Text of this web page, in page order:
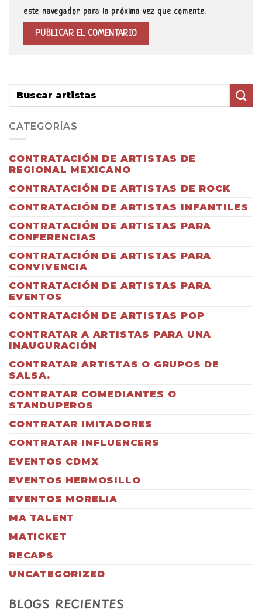
este navegador para la próxima vez que comente.
CATEGORÍAS
CONTRATACIÓN DE ARTISTAS DE
REGIONAL MEXICANO
CONTRATACIÓN DE ARTISTAS DE ROCK
CONTRATACIÓN DE ARTISTAS INFANTILES
CONTRATACIÓN DE ARTISTAS PARA
CONFERENCIAS
CONTRATACIÓN DE ARTISTAS PARA
CONVIVENCIA
CONTRATACIÓN DE ARTISTAS PARA
EVENTOS
CONTRATACIÓN DE ARTISTAS POP
CONTRATAR A ARTISTAS PARA UNA
INAUGURACIÓN
CONTRATAR ARTISTAS O GRUPOS DE
SALSA.
CONTRATAR COMEDIANTES O
STANDUPEROS
CONTRATAR IMITADORES
CONTRATAR INFLUENCERS
EVENTOS CDMX
EVENTOS HERMOSILLO
EVENTOS MORELIA
MA TALENT
MATICKET
RECAPS
UNCATEGORIZED
BLOGS RECIENTES